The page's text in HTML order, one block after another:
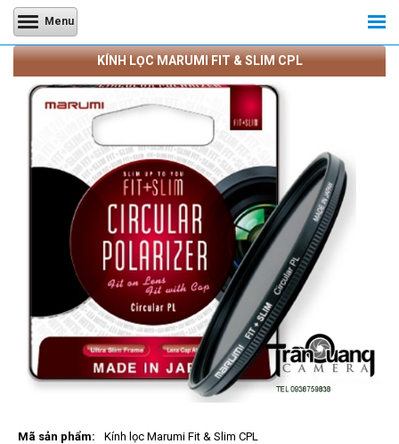
Menu
KÍNH LỌC MARUMI FIT & SLIM CPL
Mã sản phẩm: Kính lọc Marumi Fit & Slim CPL